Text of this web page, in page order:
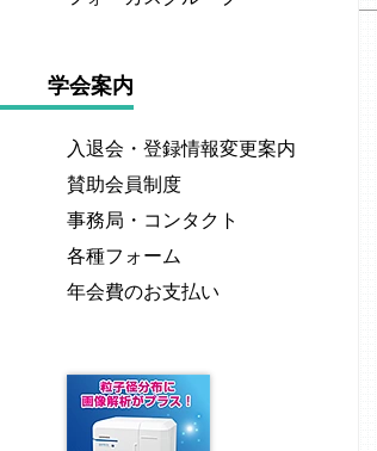
歴
代
長
一
覧
年
次
報
告・
総
会
議
終
了
た
イ
ベ
ン
ト
覧
剤・
創
ル
会
賞
績
賞
奨
&
A.
ヒ
最
新
の
目
次
若
手
研
究
介
グ
ラ
公
式
文
誌”JDDST”
出
版
物
製
師
一
製
剤
技
認
定
い
て
医
薬
分
推
進
員
会
学」
編
集
吸
収
経
皮
投
与
製
剤
経
鼻
投
学会案内
入退会・登録情報変更案内
賛助会員制度
事務局・コンタクト
個
情
作
権
各種フォーム
年会費のお支払い